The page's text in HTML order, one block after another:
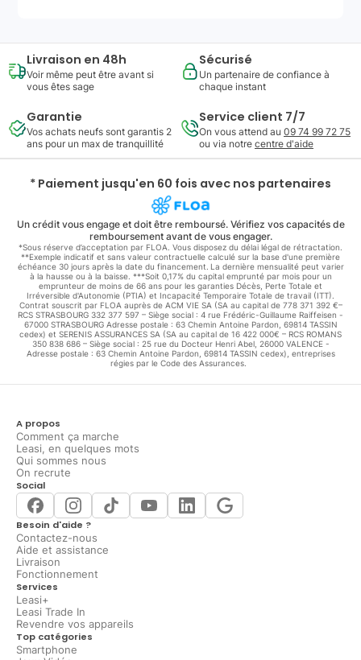
Livraison en 48h
Voir même peut être avant si
vous êtes sage
Sécurisé
Un partenaire de confiance à
chaque instant
Garantie
Vos achats neufs sont garantis 2
ans pour un max de tranquillité
Service client 7/7
On vous attend au 09 74 99 72 75
ou via notre centre d'aide
* Paiement jusqu'en 60 fois avec nos partenaires
Un crédit vous engage et doit être remboursé. Vérifiez vos capacités de
remboursement avant de vous engager.
*Sous réserve d’acceptation par FLOA. Vous disposez du délai légal de rétractation.
**Exemple indicatif et sans valeur contractuelle calculé sur la base d'une première
échéance 30 jours après la date du financement. La dernière mensualité peut varier
à la hausse ou à la baisse. ***Soit 0,17% du capital emprunté par mois pour un
emprunteur de moins de 66 ans pour les garanties Décès, Perte Totale et
Irréversible d'Autonomie (PTIA) et Incapacité Temporaire Totale de travail (ITT).
Contrat souscrit par FLOA auprès de ACM VIE SA (SA au capital de 778 371 392 €–
RCS STRASBOURG 332 377 597 – Siège social : 4 rue Frédéric-Guillaume Raiffeisen -
67000 STRASBOURG Adresse postale : 63 Chemin Antoine Pardon, 69814 TASSIN
cedex) et SERENIS ASSURANCES SA (SA au capital de 16 422 000€ – RCS ROMANS
350 838 686 – Siège social : 25 rue du Docteur Henri Abel, 26000 VALENCE -
Adresse postale : 63 Chemin Antoine Pardon, 69814 TASSIN cedex), entreprises
régies par le Code des Assurances.
A propos
Comment ça marche
Leasi, en quelques mots
Qui sommes nous
On recrute
Social
Besoin d'aide ?
Contactez-nous
Aide et assistance
Livraison
Fonctionnement
Services
Leasi+
Leasi Trade In
Revendre vos appareils
Top catégories
Smartphone